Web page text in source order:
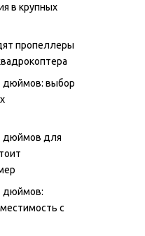
в крупных
пропеллеры
дюймов: выбор
дюймов для
дюймов:
с